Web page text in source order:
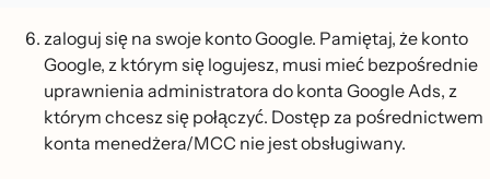
zaloguj się na swoje konto Google. Pamiętaj, że konto
Google, z którym się logujesz, musi mieć bezpośrednie
uprawnienia administratora do konta Google Ads, z
którym chcesz się połączyć. Dostęp za pośrednictwem
konta menedżera/MCC nie jest obsługiwany.